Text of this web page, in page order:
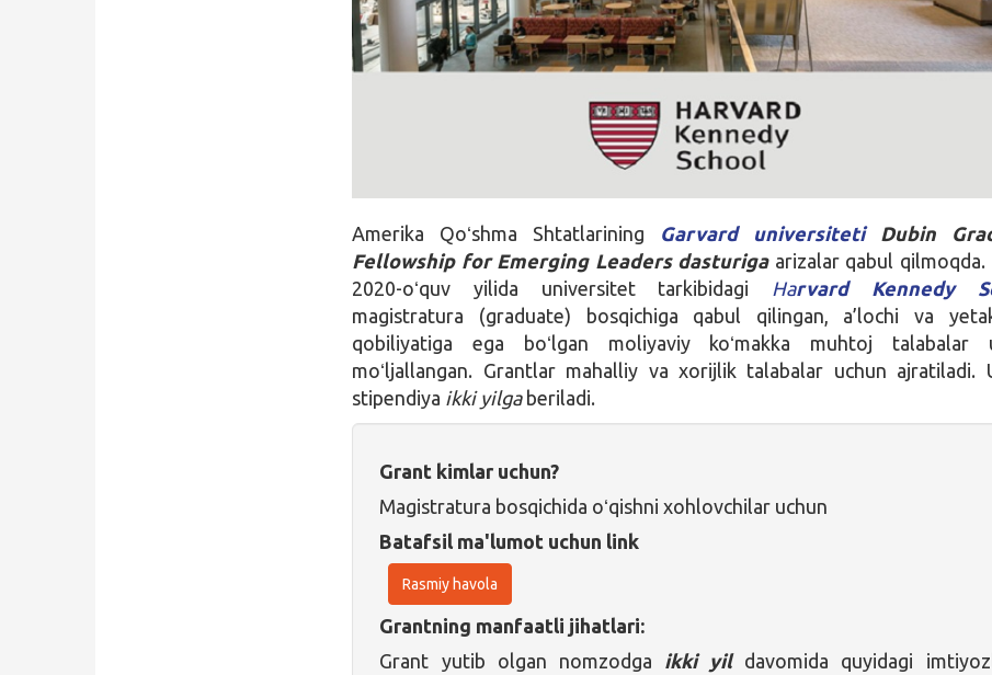
Amerika Qoʻshma Shtatlarining Garvard universiteti
Dubin
Fellowship for Emerging Leaders dasturigaarizalar qabul qilmoqda.
2020-oʻquv yilida universitet tarkibidagi Harvard Kennedy
magistratura (graduate) bosqichiga qabul qilingan, a’lochi va
qobiliyatiga ega boʻlgan moliyaviy koʻmakka muhtoj talabalar
moʻljallangan. Grantlar mahalliy va xorijlik talabalar uchun ajratiladi.
stipendiya ikki yilgaberiladi.
Grant kimlar uchun?
Magistratura bosqichida oʻqishni xohlovchilar uchun
Batafsil ma'lumot uchun link
Rasmiy havola
Grantning manfaatli jihatlari:
Grant yutib olgan nomzodga
ikki yildavomida quyidagi